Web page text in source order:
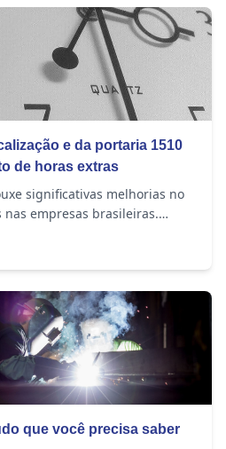
e da portaria 1510
de horas extras
significativas melhorias no
empresas brasileiras.
que você precisa saber